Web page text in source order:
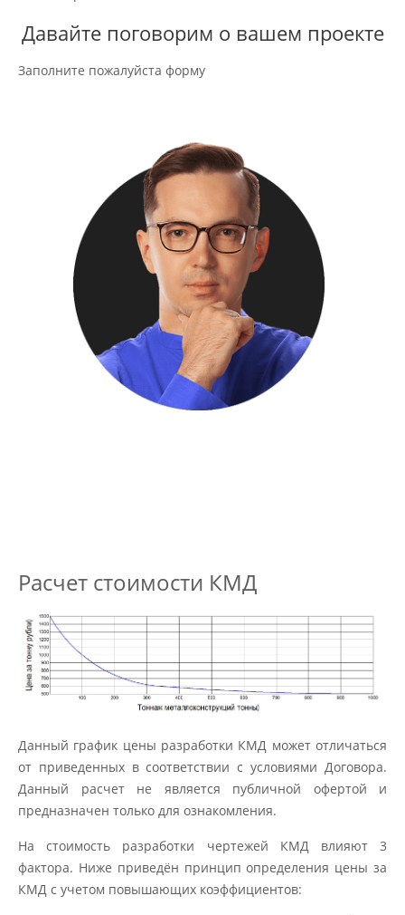
Давайте поговорим о вашем проекте
Заполните пожалуйста форму
Расчет стоимости КМД
Данный график цены разработки КМД может отличаться
от приведенных в соответствии с условиями Договора.
Данный расчет не является публичной офертой и
предназначен только для ознакомления.
На стоимость разработки чертежей КМД влияют 3
фактора. Ниже приведён принцип определения цены за
КМД с учетом повышающих коэффициентов: